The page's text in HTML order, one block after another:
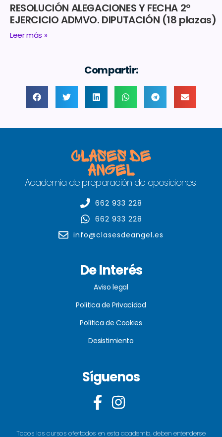
RESOLUCIÓN ALEGACIONES Y FECHA 2º
EJERCICIO ADMVO. DIPUTACIÓN (18 plazas)
Leer más »
Compartir:
Academia de preparación de oposiciones.
662 933 228
662 933 228
info@clasesdeangel.es
De Interés
Aviso legal
Política de Privacidad
Política de Cookies
Desistimiento
Síguenos
Todos los cursos ofertados en esta academia, deben entenderse